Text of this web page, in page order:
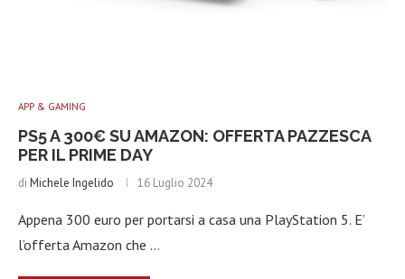
APP & GAMING
PS5 A 300€ SU AMAZON: OFFERTA PAZZESCA
PER IL PRIME DAY
di Michele Ingelido 16 Luglio 2024
Appena 300 euro per portarsi a casa una PlayStation 5. E’
l’offerta Amazon che …